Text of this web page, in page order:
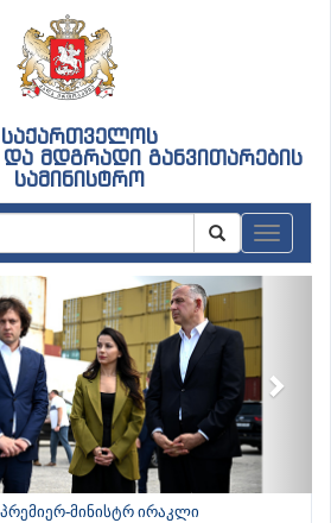
საქართველოს
და მდგრადი განვითარების
სამინისტრო
მინისტრ ირაკლი